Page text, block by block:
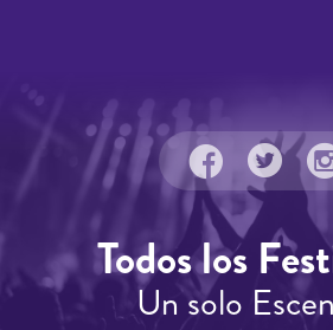
Todos los
Un solo